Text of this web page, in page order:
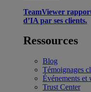
TeamViewer
d’IA par ses clients.
Ressources
Blog
Témoignages
Événements et
Trust Center